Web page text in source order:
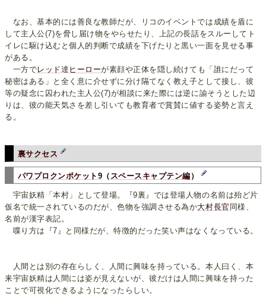
なお、基本的には善良な教師だが、リコのイベントでは成績を盾に
して主人公(7)を脅し届け物をやらせたり、上記の長話をスルーしてト
イレに駆け込むと個人的判断で成績を下げたりと黒い一面を見せる事
がある。
一方でレッド達 ヒーローが素顔や正体を隠し続けても「誰にだって
秘密はある」と全く意に介せずに分け隔てなく教え子として接し、彼
等の疑念に囚われた主人公(7)が相談に来た際には逆に諭そうとした辺
りは、彼の能天気さを差し引いても教育者で賞賛に値する姿勢と言え
る。
裏サクセス
パワプロクンポケット9 （ スペースキャプテン編 ）
宇宙妖精「本村」として登場。『9裏』では登場人物の名前は殆ど片
仮名で統一されているのだが、色物を強調させる為か大村長官 同様、
名前が漢字表記。
喋り方は『7』と同様だが、特徴的だった笑い声はなくなっている。
人間とは別の存在らしく、人間に興味を持っている。本人曰く、本
来宇宙妖精は人間には姿が見えないが、彼だけは人間に興味を持った
ことで可視化できるようになったらしい。